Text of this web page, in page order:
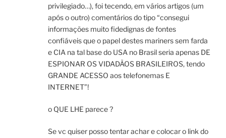
privilegiado…), foi tecendo, em vários artigos (um
após o outro) comentários do tipo “consegui
informações muito fidedignas de fontes
confiáveis que o papel destes mariners sem farda
e CIA na tal base do USA no Brasil seria apenas DE
ESPIONAR OS VIDADÃOS BRASILEIROS, tendo
GRANDE ACESSO aos telefonemas E
INTERNET”!
o QUE LHE parece ?
Se vc quiser posso tentar achar e colocar o link do